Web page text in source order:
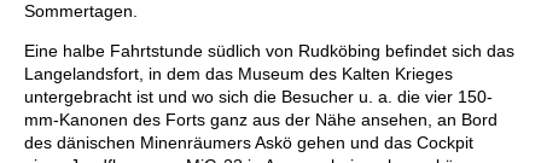
Sommertagen.
Eine halbe Fahrtstunde südlich von Rudköbing befindet sich das
Langelandsfort, in dem das Museum des Kalten Krieges
untergebracht ist und wo sich die Besucher u. a. die vier 150-
mm-Kanonen des Forts ganz aus der Nähe ansehen, an Bord
des dänischen Minenräumers Askö gehen und das Cockpit